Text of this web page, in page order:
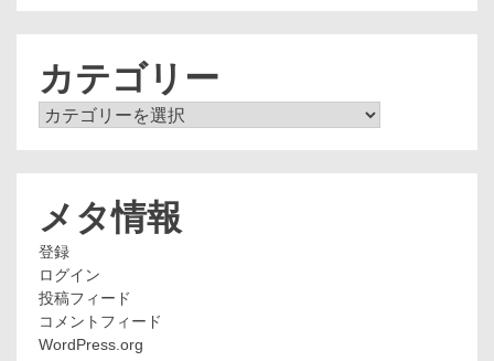
カテゴリー
カ
メタ情報
登録
ログイン
投稿フィード
コメントフィード
WordPress.org